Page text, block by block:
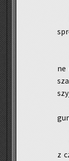
ne
z